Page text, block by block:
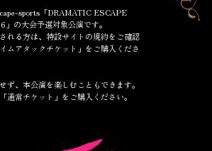
sports「DRAMATIC ESCAPE
」の大会予選対象公演です。
れる方は、特設サイトの規約をご確認
ムアタックチケット」をご購入くださ
ず、本公演を楽しむこともできます。
通常チケット」をご購入ください。